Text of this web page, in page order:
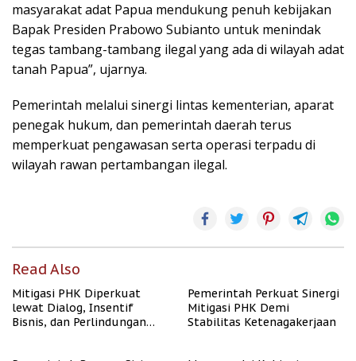
masyarakat adat Papua mendukung penuh kebijakan
Bapak Presiden Prabowo Subianto untuk menindak
tegas tambang-tambang ilegal yang ada di wilayah adat
tanah Papua”, ujarnya.
Pemerintah melalui sinergi lintas kementerian, aparat
penegak hukum, dan pemerintah daerah terus
memperkuat pengawasan serta operasi terpadu di
wilayah rawan pertambangan ilegal.
Read Also
Mitigasi PHK Diperkuat
lewat Dialog, Insentif
Bisnis, dan Perlindungan
Pemerintah Perkuat Sinergi
Mitigasi PHK Demi
Stabilitas Ketenagakerjaan